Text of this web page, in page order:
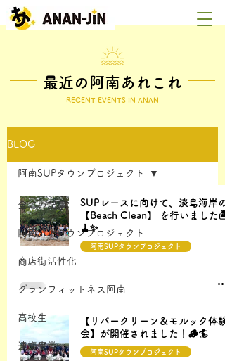
​最近の阿南あれこれ
RECENT EVENTS IN ANAN
BLOG
全ての記事
阿南SUPタウンプロジェクト
商店街活性化
グランフィットネス阿南
高校生
連携事業
阿南SUPタウンプロジェクト
SUPレースに向けて、淡島海岸の
【Beach Clean】 を行いました🏝️
🧹✨
阿南SUPタウンプロジェクト
【リバークリーン＆モルック体験
会】が開催されました！🪵🏄
阿南SUPタウンプロジェクト